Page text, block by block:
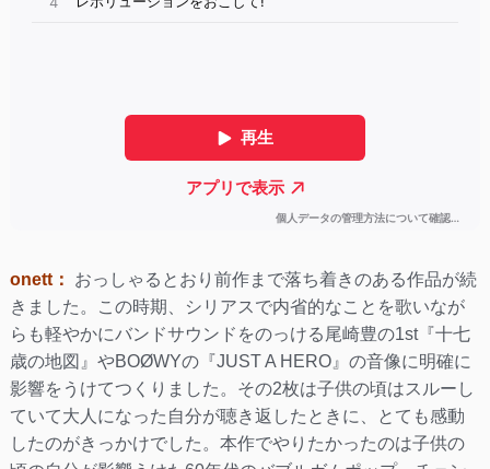
onett：
おっしゃるとおり前作まで落ち着きのある作品が続
きました。この時期、シリアスで内省的なことを歌いなが
らも軽やかにバンドサウンドをのっける尾崎豊の1st『十七
歳の地図』やBOØWYの『JUST A HERO』の音像に明確に
影響をうけてつくりました。その2枚は子供の頃はスルーし
ていて大人になった自分が聴き返したときに、とても感動
したのがきっかけでした。本作でやりたかったのは子供の